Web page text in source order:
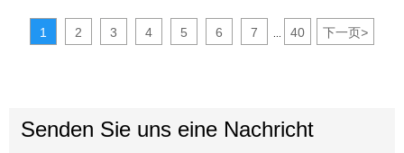
1 2 3 4 5 6 7 40 下一页>
Senden Sie uns eine Nachricht